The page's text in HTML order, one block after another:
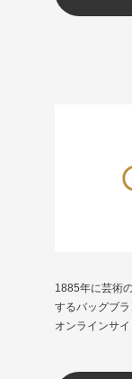
1885年に芸術
するバッグブ
オンラインサイ